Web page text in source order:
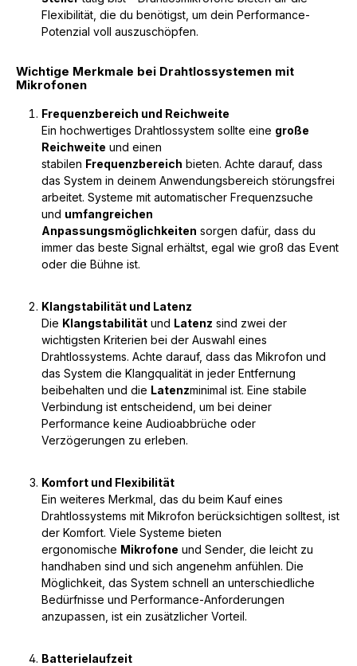
Flexibilität, die du benötigst, um dein Performance-
Potenzial voll auszuschöpfen.
Wichtige Merkmale bei Drahtlossystemen mit
Mikrofonen
Frequenzbereich und Reichweite
Ein hochwertiges Drahtlossystem sollte eine große
Reichweite und einen
stabilen Frequenzbereich bieten. Achte darauf, dass
das System in deinem Anwendungsbereich störungsfrei
arbeitet. Systeme mit automatischer Frequenzsuche
und umfangreichen
Anpassungsmöglichkeiten sorgen dafür, dass du
immer das beste Signal erhältst, egal wie groß das Event
oder die Bühne ist.
Klangstabilität und Latenz
Die Klangstabilität und Latenz sind zwei der
wichtigsten Kriterien bei der Auswahl eines
Drahtlossystems. Achte darauf, dass das Mikrofon und
das System die Klangqualität in jeder Entfernung
beibehalten und die Latenzminimal ist. Eine stabile
Verbindung ist entscheidend, um bei deiner
Performance keine Audioabbrüche oder
Verzögerungen zu erleben.
Komfort und Flexibilität
Ein weiteres Merkmal, das du beim Kauf eines
Drahtlossystems mit Mikrofon berücksichtigen solltest, ist
der Komfort. Viele Systeme bieten
ergonomische Mikrofone und Sender, die leicht zu
handhaben sind und sich angenehm anfühlen. Die
Möglichkeit, das System schnell an unterschiedliche
Bedürfnisse und Performance-Anforderungen
anzupassen, ist ein zusätzlicher Vorteil.
Batterielaufzeit